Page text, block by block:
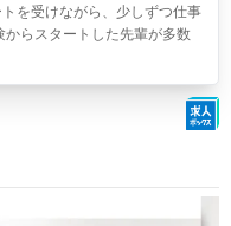
を受けながら、少しずつ仕事
らスタートした先輩が多数